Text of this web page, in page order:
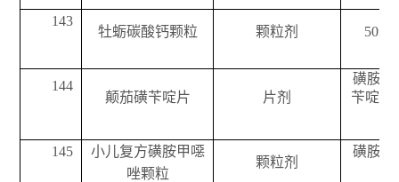
143
牡蛎碳酸钙颗粒 颗粒剂 50mg
144
颠茄磺苄啶片 片剂
磺胺甲
苄啶
145
小儿复方磺胺甲噁
唑颗粒
颗粒剂
磺胺甲